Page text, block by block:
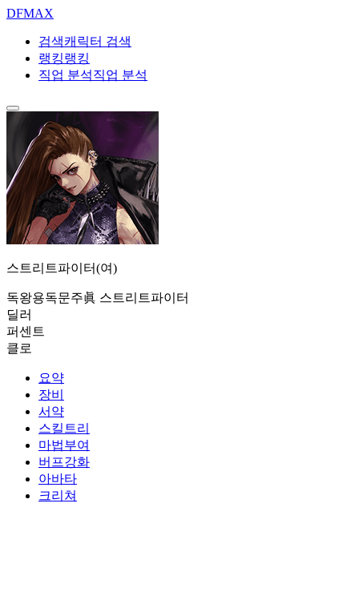
DFMAX
검색캐릭터 검색
랭킹랭킹
직업 분석직업 분석
스트리트파이터(여)
독왕용독문주眞 스트리트파이터
딜러
퍼센트
클로
요약
장비
서약
스킬트리
마법부여
버프강화
아바타
크리쳐